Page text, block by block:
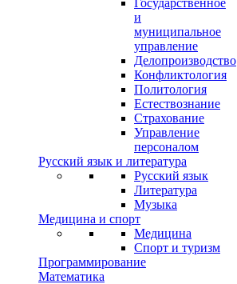
и
муниципальное
управление
Делопроизводство
Конфликтология
Политология
Естествознание
Страхование
Управление
персоналом
Русский язык и литература
Русский язык
Литература
Музыка
Медицина и спорт
Медицина
Спорт и туризм
Программирование
Математика